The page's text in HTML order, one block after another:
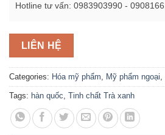
Hotline tư vấn: 0983903990 -
LIÊN HỆ
Categories: Hóa mỹ phẩm Mỹ phẩm ngoại
Tags: hàn quốc Tinh chất Trà xanh